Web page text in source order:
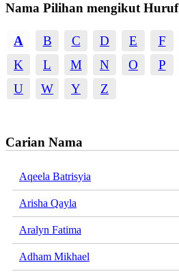
Nama Pilihan mengikut Huruf
A B C D E F
K
L M N O P
U
W Y Z
Carian Nama
Aqeela Batrisyia
Arisha Qayla
Aralyn Fatima
Adham Mikhael